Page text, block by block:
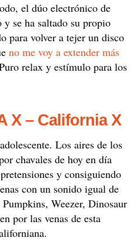
el dúo electrónico de
y se ha saltado su propio
para volver a tejer un disco
no me voy a extender más
relax y estímulo para los
X – California X
Los aires de los
chavales de hoy en día
y consiguiendo
con un sonido igual de
Weezer, Dinosaur
por las venas de esta